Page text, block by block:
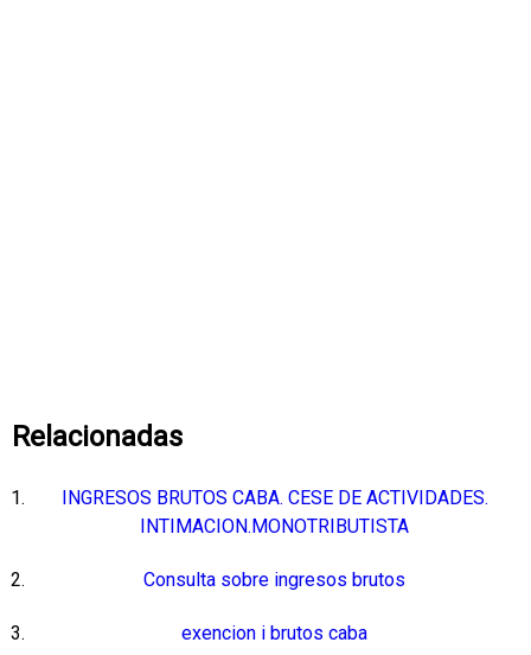
Relacionadas
INGRESOS BRUTOS CABA. CESE DE ACTIVIDADES.
INTIMACION.MONOTRIBUTISTA
Consulta sobre ingresos brutos
exencion i brutos caba